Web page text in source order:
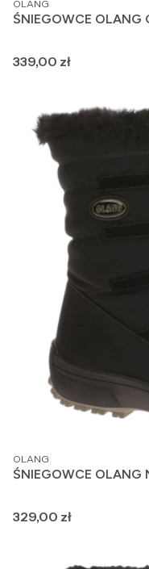
OLANG
ŚNIEGOWCE OLANG
Cena
339,00 zł
PRODUCENT
OLANG
ŚNIEGOWCE OLANG
Cena
329,00 zł